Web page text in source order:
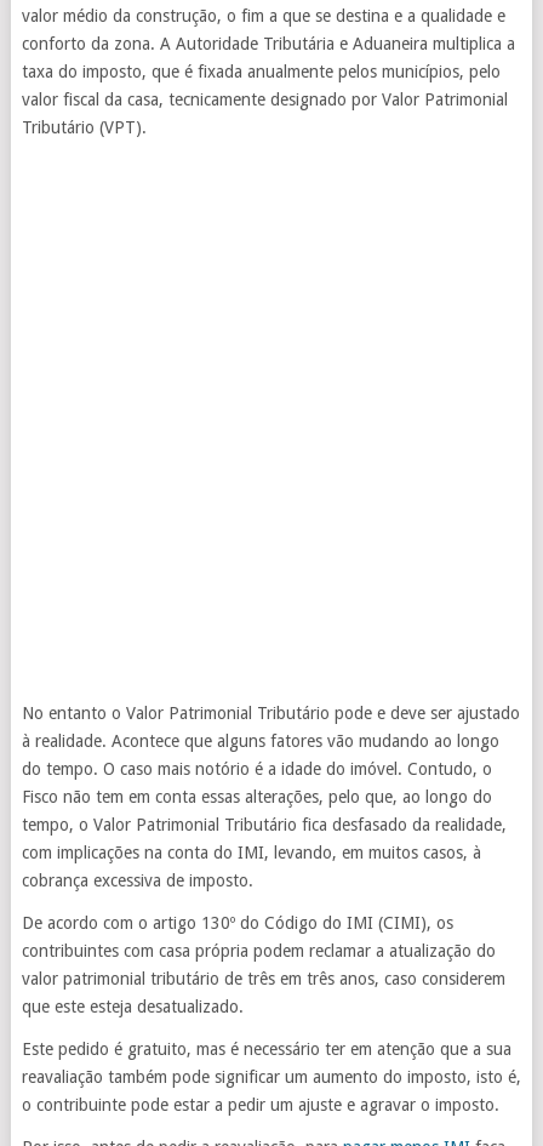
valor médio da construção, o fim a que se destina e a qualidade e
conforto da zona. A Autoridade Tributária e Aduaneira multiplica a
taxa do imposto, que é fixada anualmente pelos municípios, pelo
valor fiscal da casa, tecnicamente designado por Valor Patrimonial
Tributário (VPT).
No entanto o Valor Patrimonial Tributário pode e deve ser ajustado
à realidade. Acontece que alguns fatores vão mudando ao longo
do tempo. O caso mais notório é a idade do imóvel. Contudo, o
Fisco não tem em conta essas alterações, pelo que, ao longo do
tempo, o Valor Patrimonial Tributário fica desfasado da realidade,
com implicações na conta do IMI, levando, em muitos casos, à
cobrança excessiva de imposto.
De acordo com o artigo 130º do Código do IMI (CIMI), os
contribuintes com casa própria podem reclamar a atualização do
valor patrimonial tributário de três em três anos, caso considerem
que este esteja desatualizado.
Este pedido é gratuito, mas é necessário ter em atenção que a sua
reavaliação também pode significar um aumento do imposto, isto é,
o contribuinte pode estar a pedir um ajuste e agravar o imposto.